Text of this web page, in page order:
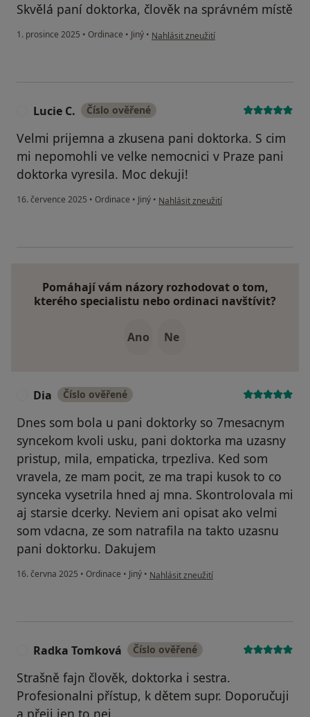
Skvělá paní doktorka, člověk na správném místě
1. prosince 2025 • Ordinace • Jiný • podle názoru uživatele Pavlina Slavickova
Nahlásit zneužití
Lucie C. Číslo ověřené
Velmi prijemna a zkusena pani doktorka. S cim
mi nepomohli ve velke nemocnici v Praze pani
doktorka vyresila. Moc dekuji!
16. července 2025 • Ordinace • Jiný • podle názoru uživatele Lucie C.
Nahlásit zneužití
Pomáhají vám názory rozhodovat o tom,
kterého specialistu nebo ordinaci navštívit?
Ano Ne
Dia Číslo ověřené
Dnes som bola u pani doktorky so 7mesacnym
syncekom kvoli usku, pani doktorka ma uzasny
pristup, mila, empaticka, trpezliva. Ked som
vravela, ze mam pocit, ze ma trapi kusok to co
synceka vysetrila hned aj mna. Skontrolovala mi
aj starsie dcerky. Neviem ani opisat ako velmi
som vdacna, ze som natrafila na takto uzasnu
pani doktorku. Dakujem
16. června 2025 • Ordinace • Jiný • podle názoru uživatele Dia
Nahlásit zneužití
Radka Tomková Číslo ověřené
Strašně fajn člověk, doktorka i sestra.
Profesionalni přístup, k dětem supr. Doporučuji